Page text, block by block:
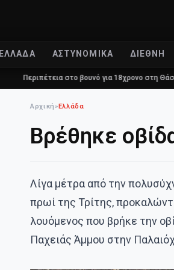
ΕΛΛΆΔΑ ΑΣΤΥΝΟΜΙΚΆ ΔΙΕΘΝΉ
στο βουνό για 18χρονο στη Θάσο: Η κλήση στο
Αρχική »Ελλάδα
Βρέθηκε
Λίγα μέτρα από την
πρωί της Τρίτης,
λουόμενος που βρήκε την
Παχειάς Άμμου στην